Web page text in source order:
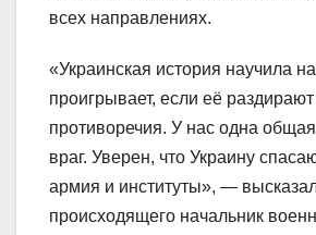
всех направлениях.
«Украинская история научила
проигрывает, если её
противоречия. У нас одна
враг. Уверен, что Украину
армия и институты», —
происходящего начальник